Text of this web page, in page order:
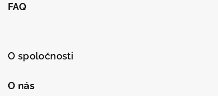
FAQ
O spoločnosti
O nás